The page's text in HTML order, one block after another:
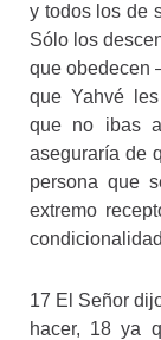
y todos los de
Sólo los
que obedecen
que Yahvé
que no ibas
aseguraría de
persona que
extremo
17 El Señor
hacer, 18 ya